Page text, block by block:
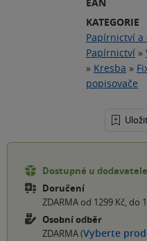
KATEGORIE
Papírnictví a
Papírnictví »
» Kresba »
popisovače
Dostupné u dodavatele
Doručení
ZDARMA od 1299 Kč, do
Osobní odběr
ZDARMA (Vyberte